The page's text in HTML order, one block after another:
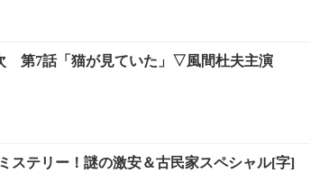
第7話「猫が見ていた」▽風間杜夫主演
ステリー！謎の激安＆古民家スペシャル[字]